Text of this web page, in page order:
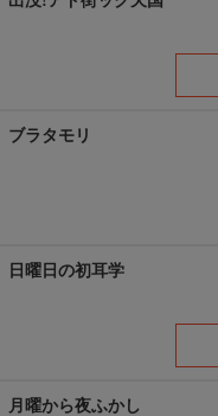
ブラタモリ
日曜日の初耳学
月曜から夜ふかし